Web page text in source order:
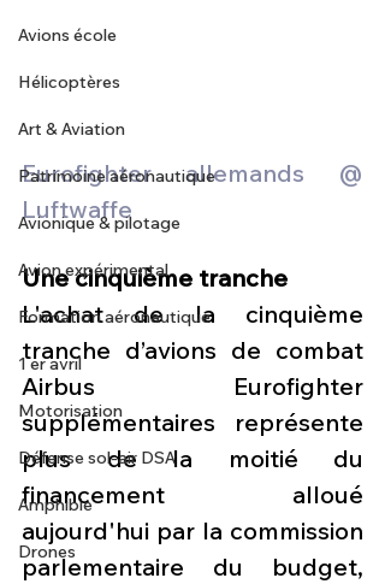
Avions école
Hélicoptères
Art & Aviation
Patrimoine aéronautique
Avionique & pilotage
Avion expérimental
Formation aéronautique
1 er avril
Motorisation
Défense sol-air DSA
Amphibie
Drones
Eurofighter allemands @
Luftwaffe
Une cinquième tranche
L'achat de la cinquième
tranche d’avions de combat
Airbus Eurofighter
supplémentaires représente
plus de la moitié du
financement alloué
aujourd'hui par la commission
parlementaire du budget,